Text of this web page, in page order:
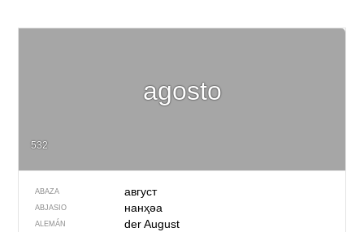
agosto
532
ABAZA август
ABJASIO нанҳәа
ALEMÁN der August